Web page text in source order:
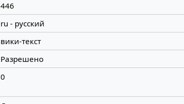
446
ru - русский
вики-текст
Разрешено
0